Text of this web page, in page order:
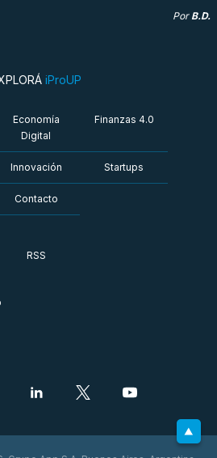
Por B.D.
iProUP
Economía
Digital
Finanzas 4.0
Innovación Startups
Contacto
RSS